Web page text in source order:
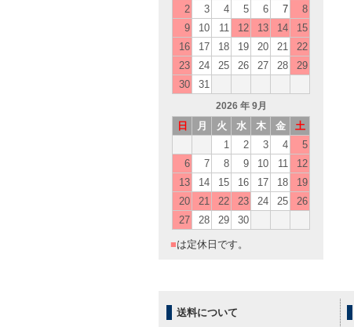
2
3 4 5 6 7
8
9
10 11 12 13 14
15
16
17 18 19 20 21
22
23
24 25 26 27 28
29
30
31
2026 年 9月
日 月 火 水 木 金
土
1
2 3 4
5
6
7 8 9 10 11
12
13
14 15 16 17 18
19
20
21 22 23 24 25
26
27
28 29 30
■は定休日です。
送料について